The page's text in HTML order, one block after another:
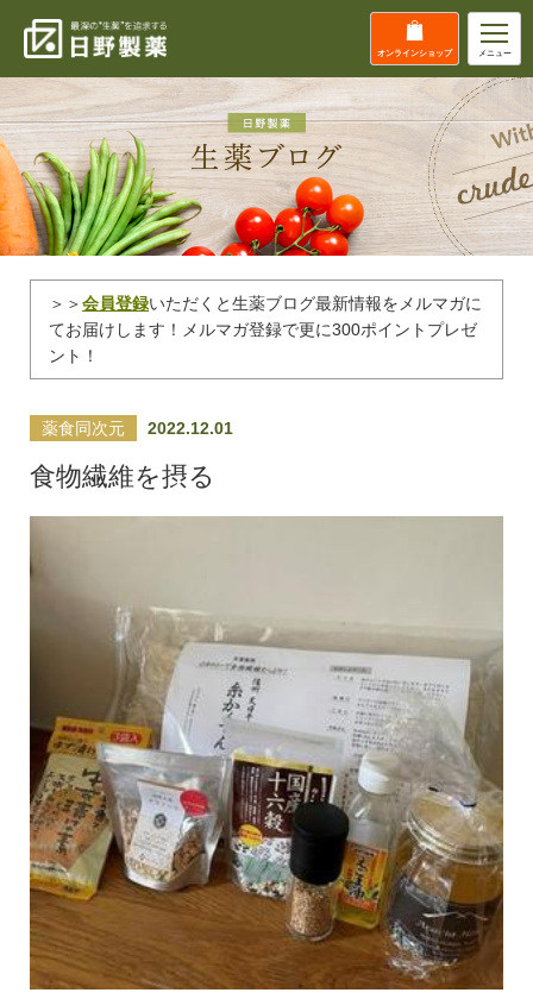
オンラインショップ メニュー
＞＞会員登録いただくと生薬ブログ最新情報をメルマガに
てお届けします！メルマガ登録で更に300ポイントプレゼ
ント！
薬食同次元 2022.12.01
食物繊維を摂る